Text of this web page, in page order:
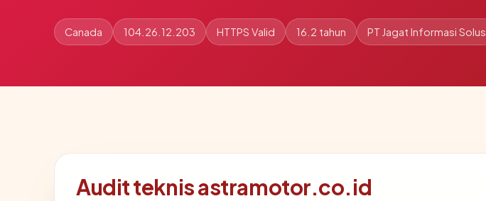
Canada 104.26.12.203 HTTPS Valid 16.2 tahun PT Jagat Informasi Solus
Audit teknis astramotor.co.id